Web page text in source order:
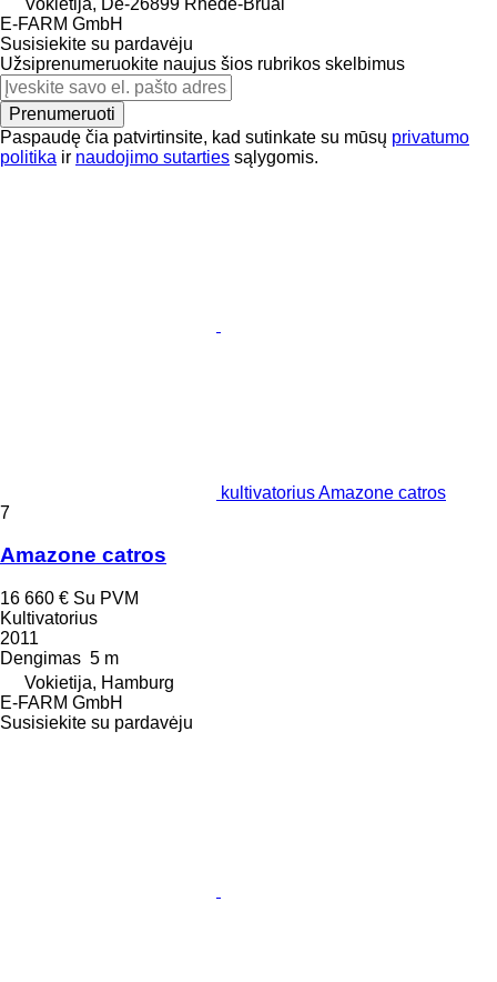
E-FARM GmbH
Susisiekite su pardavėju
Užsiprenumeruokite naujus šios rubrikos skelbimus
Prenumeruoti
Paspaudę čia patvirtinsite, kad sutinkate su mūsų privatumo
politika ir naudojimo sutarties sąlygomis.
kultivatorius Amazone catros
7
Amazone catros
16 660 € Su PVM
Kultivatorius
2011
Dengimas 5 m
Vokietija, Hamburg
E-FARM GmbH
Susisiekite su pardavėju